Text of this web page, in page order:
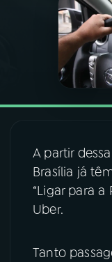
VIDEOCASTS
07ÚLTIMAS
A partir
Brasília já
“Ligar para
Uber.
Tanto